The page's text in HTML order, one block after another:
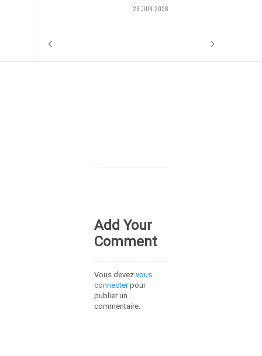
23 JUIN 2026
Add Your
Comment
Vous devez vous
connecterpour
publier un
commentaire.